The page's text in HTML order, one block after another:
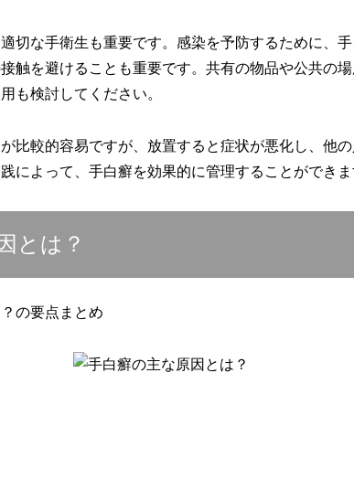
切な手衛生も重要です。感染を予防するために、
触を避けることも重要です。共有の物品や公共の
も検討してください。
比較的容易ですが、放置すると症状が悪化し、他
によって、手白癬を効果的に管理することができま
とは？